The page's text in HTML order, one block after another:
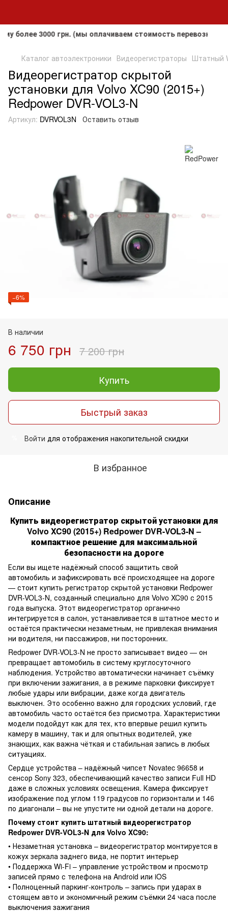
3000 грн. (мы оплачиваем стоимость перевозки до
Каталог автоэлектроники Видеорегистраторы Штатный
Видеорегистратор скрытой
установки для Volvo XC90 (2015+)
Redpower DVR-VOL3-N
Артикул: DVRVOL3N Оставить отзыв
−6%
В наличии
6 750 грн 7 200 грн
Купить
Быстрый заказ
Войти для отображения накопительной скидки
В избранное
Описание
Купить видеорегистратор скрытой установки для
Volvo XC90 (2015+) Redpower DVR-VOL3-N –
компактное решение для максимальной
безопасности на дороге
Если вы ищете надёжный способ защитить свой
автомобиль и зафиксировать всё происходящее на дороге
— стоит купить регистратор скрытой установки Redpower
DVR-VOL3-N, созданный специально для Volvo XC90 с 2015
года выпуска. Этот видеорегистратор органично
интегрируется в салон, устанавливается в штатное место и
остаётся практически незаметным, не привлекая внимания
ни водителя, ни пассажиров, ни посторонних.
Redpower DVR-VOL3-N не просто записывает видео — он
превращает автомобиль в систему круглосуточного
наблюдения. Устройство автоматически начинает съёмку
при включении зажигания, а в режиме парковки фиксирует
любые удары или вибрации, даже когда двигатель
выключен. Это особенно важно для городских условий, где
автомобиль часто остаётся без присмотра. Характеристики
модели подойдут как для тех, кто впервые решил купить
камеру в машину, так и для опытных водителей, уже
знающих, как важна чёткая и стабильная запись в любых
ситуациях.
Сердце устройства – надёжный чипсет Novatec 96658 и
сенсор Sony 323, обеспечивающий качество записи Full HD
даже в сложных условиях освещения. Камера фиксирует
изображение под углом 119 градусов по горизонтали и 146
по диагонали – вы не упустите ни одной детали на дороге.
Почему стоит купить штатный видеорегистратор
Redpower DVR-VOL3-N для Volvo XC90:
• Незаметная установка – видеорегистратор монтируется в
кожух зеркала заднего вида, не портит интерьер
• Поддержка Wi-Fi – управление устройством и просмотр
записей прямо с телефона на Android или iOS
• Полноценный паркинг-контроль – запись при ударах в
стоящем авто и экономичный режим съёмки 24 часа после
выключения зажигания